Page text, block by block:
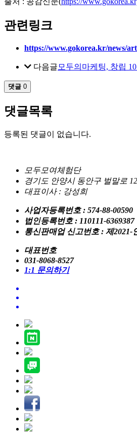
관련링크
https://www.gokorea.kr/news/
다음글모두의마케팅, 창립
댓글 0
댓글목록
등록된 댓글이 없습니다.
모두모여체험단
경기도 안양시 동안구 벌말로
대표이사 : 강성희
사업자등록번호 : 574-88-00590
법인등록번호 : 110111-6369387
통신판매업 신고번호 : 제2021-
대표번호
031-8068-8527
1:1 문의하기